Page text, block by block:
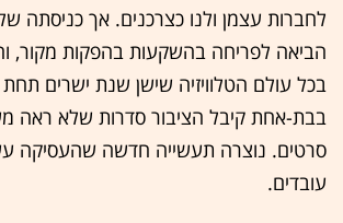
לחברות עצמן ולנו כצרכנים. אך כניסתה של
הביאה לפריחה בהשקעות בהפקות מקור,
בכל עולם הטלוויזיה שישן שנת ישרים תחת
סרטים. נוצרה תעשייה חדשה שהעסיקה
עובדים.